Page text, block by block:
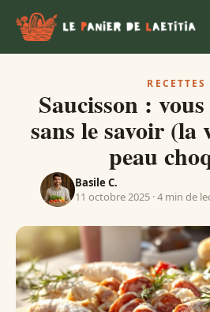
RECETTES
Saucisson :
sans le savoir (la
peau
Basile C.
11 octobre 2025 · 4 min de